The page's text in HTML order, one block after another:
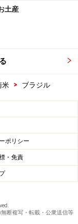
土産
米 > ブラジル
ポリシー
・免責
断複写・転載・公衆送信等